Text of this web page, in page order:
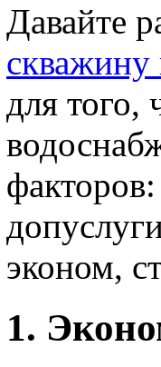
Давайте
скважину
для
эконом,
1.